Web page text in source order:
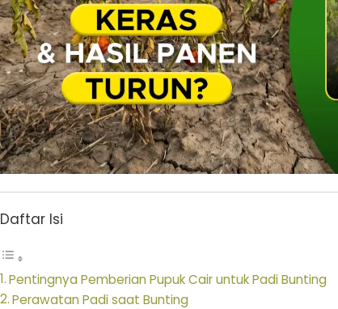
Daftar Isi
Pentingnya Pemberian Pupuk Cair untuk Padi Bunting
Perawatan Padi saat Bunting